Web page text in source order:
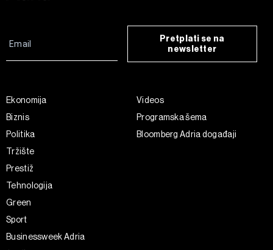
Pretplati se na
newsletter
Ekonomija
Biznis
Politika
Tržište
Prestiž
Tehnologija
Green
Sport
Businessweek Adria
Videos
Programska šema
Bloomberg Adria događaji